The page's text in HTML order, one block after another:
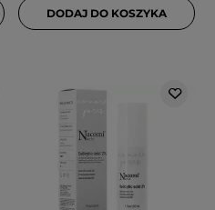
DODAJ DO KOSZYKA